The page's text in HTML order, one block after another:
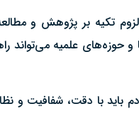
لزوم تکیه بر پژوهش و
حوزه‌های علمیه می‌تواند
با دقت، شفافیت و